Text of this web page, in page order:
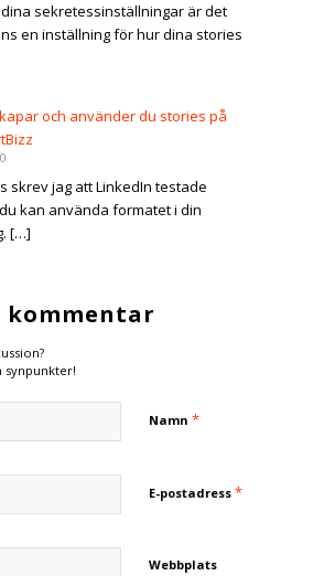
sekretessinställningar är det
en inställning för hur dina stories
och använder du stories på
skrev jag att LinkedIn testade
kan använda formatet i din
[…]
kommentar
synpunkter!
Namn *
E-postadress *
Webbplats